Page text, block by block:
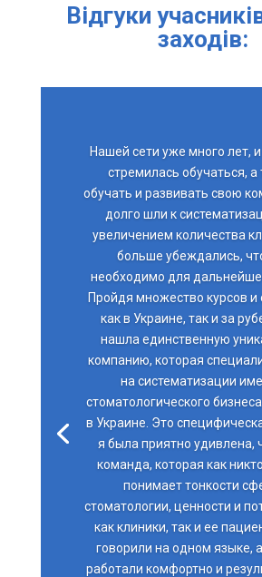
Відгуки
заходів:
Нашей сети уже много лет,
стремилась обучаться, а
обучать и развивать свою
долго шли к
увеличением количества
больше убеждались,
необходимо для
Пройдя множество курсов и
как в Украине, так и за
нашла единственную
компанию, которая
на систематизации
стоматологического
в Украине. Это
я была приятно удивлена,
команда, которая как
понимает тонкости
стоматологии, ценности и
как клиники, так и ее
говорили на одном языке,
работали комфортно и